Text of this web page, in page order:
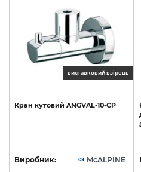
виставковий взірець
Кран кутовий ANGVAL-10-CP
Виробник:
McALPINE